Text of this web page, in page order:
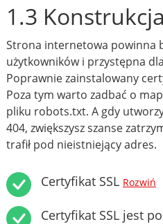
1.3
Strona internetowa powinna
użytkowników i przystępna
Poprawnie zainstalowany
Poza tym warto zadbać o
pliku robots.txt. A gdy
404, zwiększysz szanse
trafił pod nieistniejący adres.
Certyfikat SSL Rozwiń
Certyfikat SSL jest